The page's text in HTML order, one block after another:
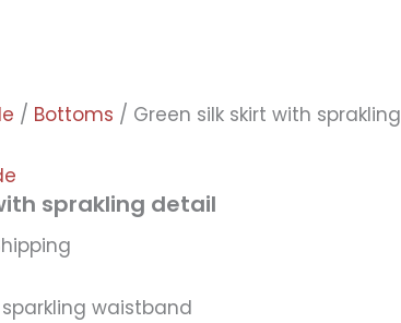
/ Bottoms / Green silk skirt with sprakling
sprakling detail
sparkling waistband